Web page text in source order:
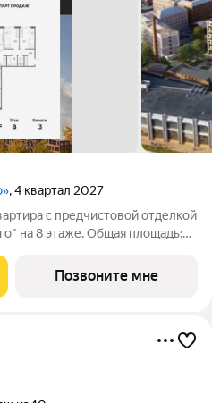
, 4 квартал 2027
с предчистовой отделкой
на 8 этаже. Общая площадь:
распашонка, очень светлая, без
Позвоните мне